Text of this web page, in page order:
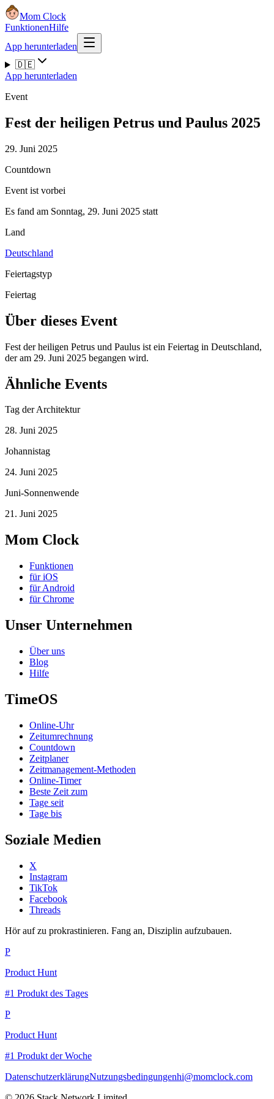
Mom Clock
FunktionenHilfe
App herunterladen
🇩🇪
App herunterladen
Event
Fest der heiligen Petrus und Paulus 2025
29. Juni 2025
Countdown
Event ist vorbei
Es fand am Sonntag, 29. Juni 2025 statt
Land
Deutschland
Feiertagstyp
Feiertag
Über dieses Event
Fest der heiligen Petrus und Paulus ist ein Feiertag in Deutschland,
der am 29. Juni 2025 begangen wird.
Ähnliche Events
Tag der Architektur
28. Juni 2025
Johannistag
24. Juni 2025
Juni-Sonnenwende
21. Juni 2025
Mom Clock
Funktionen
für iOS
für Android
für Chrome
Unser Unternehmen
Über uns
Blog
Hilfe
TimeOS
Online-Uhr
Zeitumrechnung
Countdown
Zeitplaner
Zeitmanagement-Methoden
Online-Timer
Beste Zeit zum
Tage seit
Tage bis
Soziale Medien
X
Instagram
TikTok
Facebook
Threads
Hör auf zu prokrastinieren. Fang an, Disziplin aufzubauen.
P
Product Hunt
#1 Produkt des Tages
P
Product Hunt
#1 Produkt der Woche
DatenschutzerklärungNutzungsbedingungenhi@momclock.com